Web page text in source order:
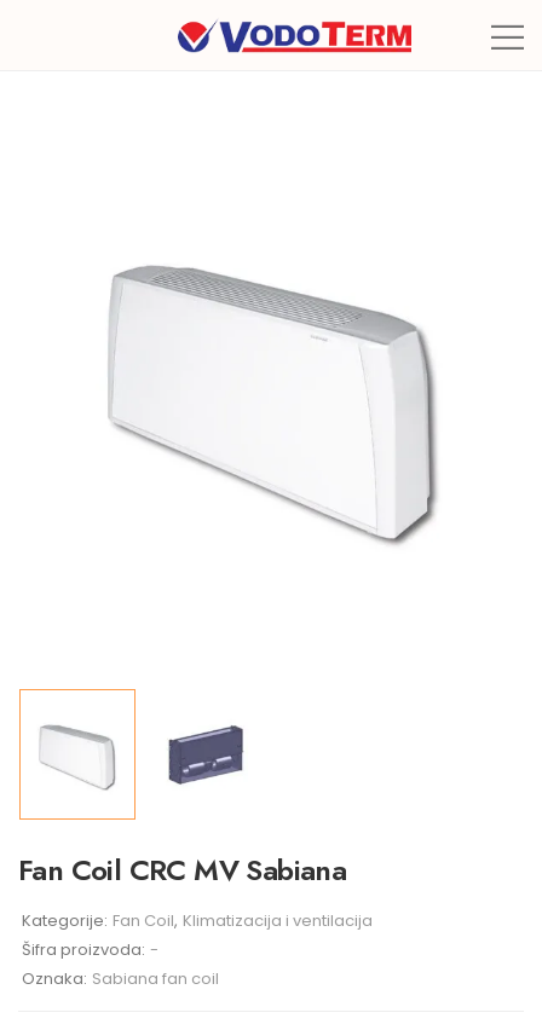
Fan Coil CRC MV Sabiana
Kategorije: Fan Coil, Klimatizacija i ventilacija
Šifra proizvoda: -
Oznaka: Sabiana fan coil